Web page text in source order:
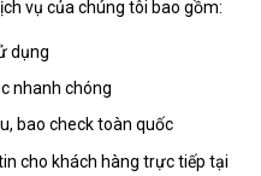
vụ của chúng tôi bao gồm:
dụng
nhanh chóng
bao check toàn quốc
cho khách hàng trực tiếp tại